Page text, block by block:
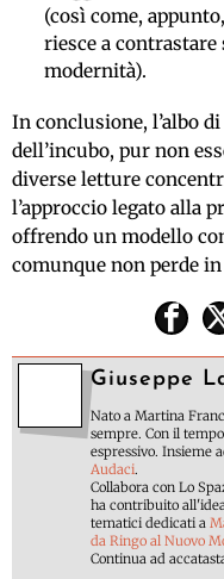
(così come,
riesce a
modernità).
In conclusione, l’albo
dell’incubo, pur non
diverse letture
l’approccio legato alla
offrendo un modello
comunque non perde
Giuseppe
Nato a Martina
sempre. Con il
espressivo. Insieme
Audaci.
Collabora con Lo
ha contribuito
tematici dedicati a
da Ringo al Nuovo
Continua ad